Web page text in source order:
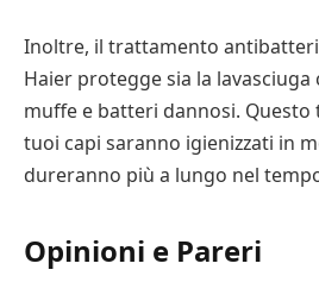
Inoltre, il trattamento
Haier protegge sia la
muffe e batteri dannosi. Questo
tuoi capi saranno igienizzati in
dureranno più a lungo nel
Opinioni e Pareri